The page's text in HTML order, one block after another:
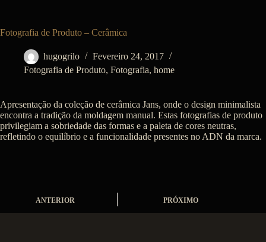
Fotografia de Produto – Cerâmica
hugogrilo
Fevereiro 24, 2017
Fotografia de Produto, Fotografia, home
Apresentação da coleção de cerâmica Jans, onde o design minimalista
encontra a tradição da moldagem manual. Estas fotografias de produto
privilegiam a sobriedade das formas e a paleta de cores neutras,
refletindo o equilíbrio e a funcionalidade presentes no ADN da marca.
ANTERIOR PRÓXIMO